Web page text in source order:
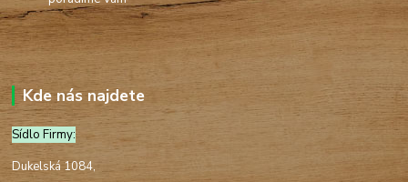
Kde nás najdete
Sídlo Firmy:
Dukelská 1084,